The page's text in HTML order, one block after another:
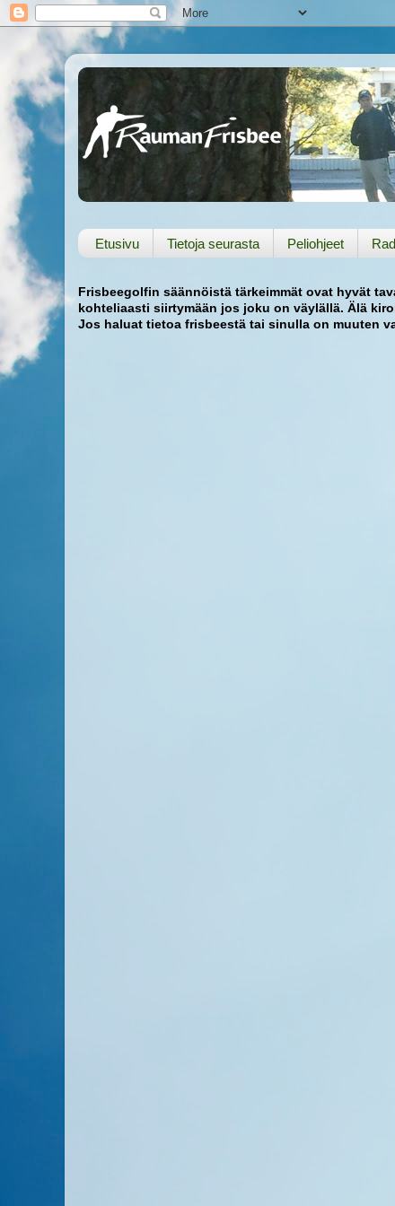
Etusivu Tietoja seurasta Peliohjeet
Frisbeegolfin säännöistä tärkeimmät ovat hyvät
kohteliaasti siirtymään jos joku on väylällä. Älä
Jos haluat tietoa frisbeestä tai sinulla on muuten